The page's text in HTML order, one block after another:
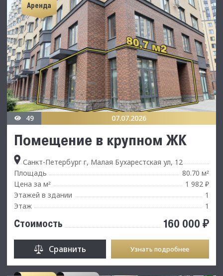
Аренда
49 07.07.2026
Пoмeщениe в крупном ЖК
Санкт-Петербург г, Малая Бухарестская ул, 12
Площадь
80.70 м²
Цена за м²
1 982 ₽
Этажей в здании
1
Этаж
1
Стоимость 160 000 ₽
Сравнить Узнать подробнее